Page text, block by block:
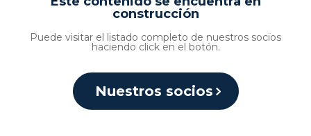
construcción
Puede visitar el listado completo de nuestros socios
haciendo click en el botón.
Nuestros socios